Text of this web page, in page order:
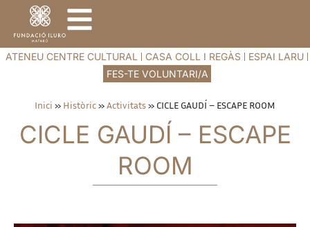
ATENEU CENTRE CULTURAL CASA COLL I REGÀS
ESPAI LARU
FES-TE VOLUNTARI/A
Inici » Històric»Activitats» CICLE GAUDÍ – ESCAPE ROOM
CICLE GAUDÍ – ESCAPE
ROOM